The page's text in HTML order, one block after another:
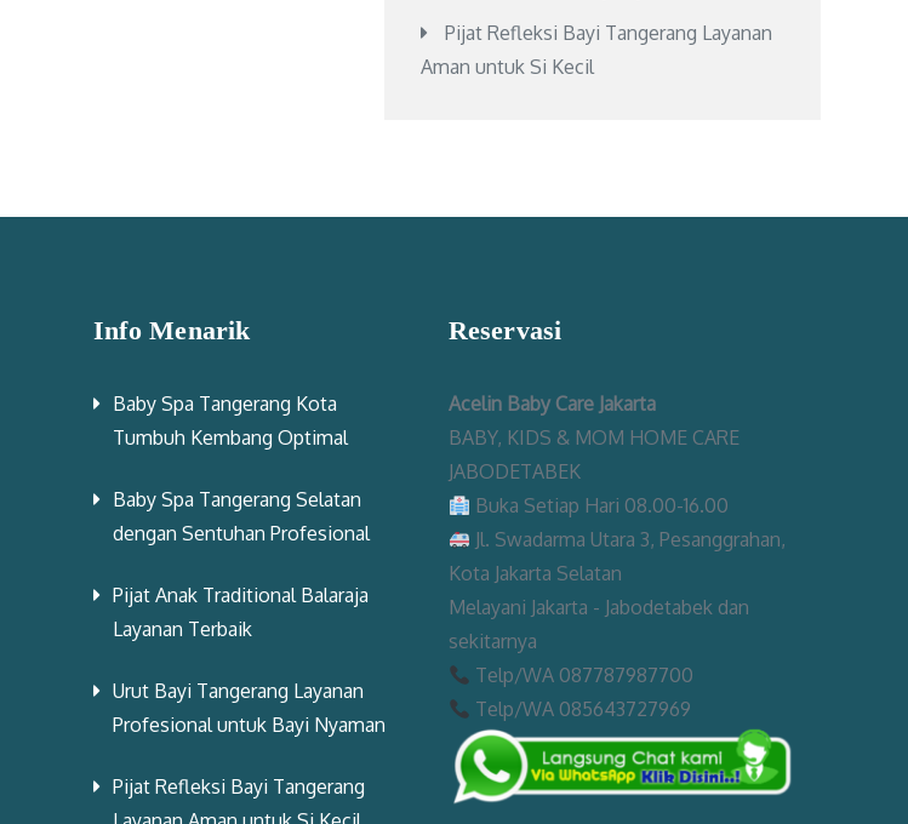
Pijat Refleksi Bayi Tangerang Layanan
Aman untuk Si Kecil
Info Menarik
Baby Spa Tangerang Kota
Tumbuh Kembang Optimal
Baby Spa Tangerang Selatan
dengan Sentuhan Profesional
Pijat Anak Traditional Balaraja
Layanan Terbaik
Urut Bayi Tangerang Layanan
Profesional untuk Bayi Nyaman
Pijat Refleksi Bayi Tangerang
Reservasi
Acelin Baby Care Jakarta
BABY, KIDS & MOM HOME CARE
JABODETABEK
Buka Setiap Hari 08.00-16.00
Jl. Swadarma Utara 3, Pesanggrahan,
Kota Jakarta Selatan
Melayani Jakarta - Jabodetabek dan
sekitarnya
Telp/WA 087787987700
Telp/WA 085643727969